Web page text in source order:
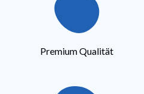
Premium Qualität